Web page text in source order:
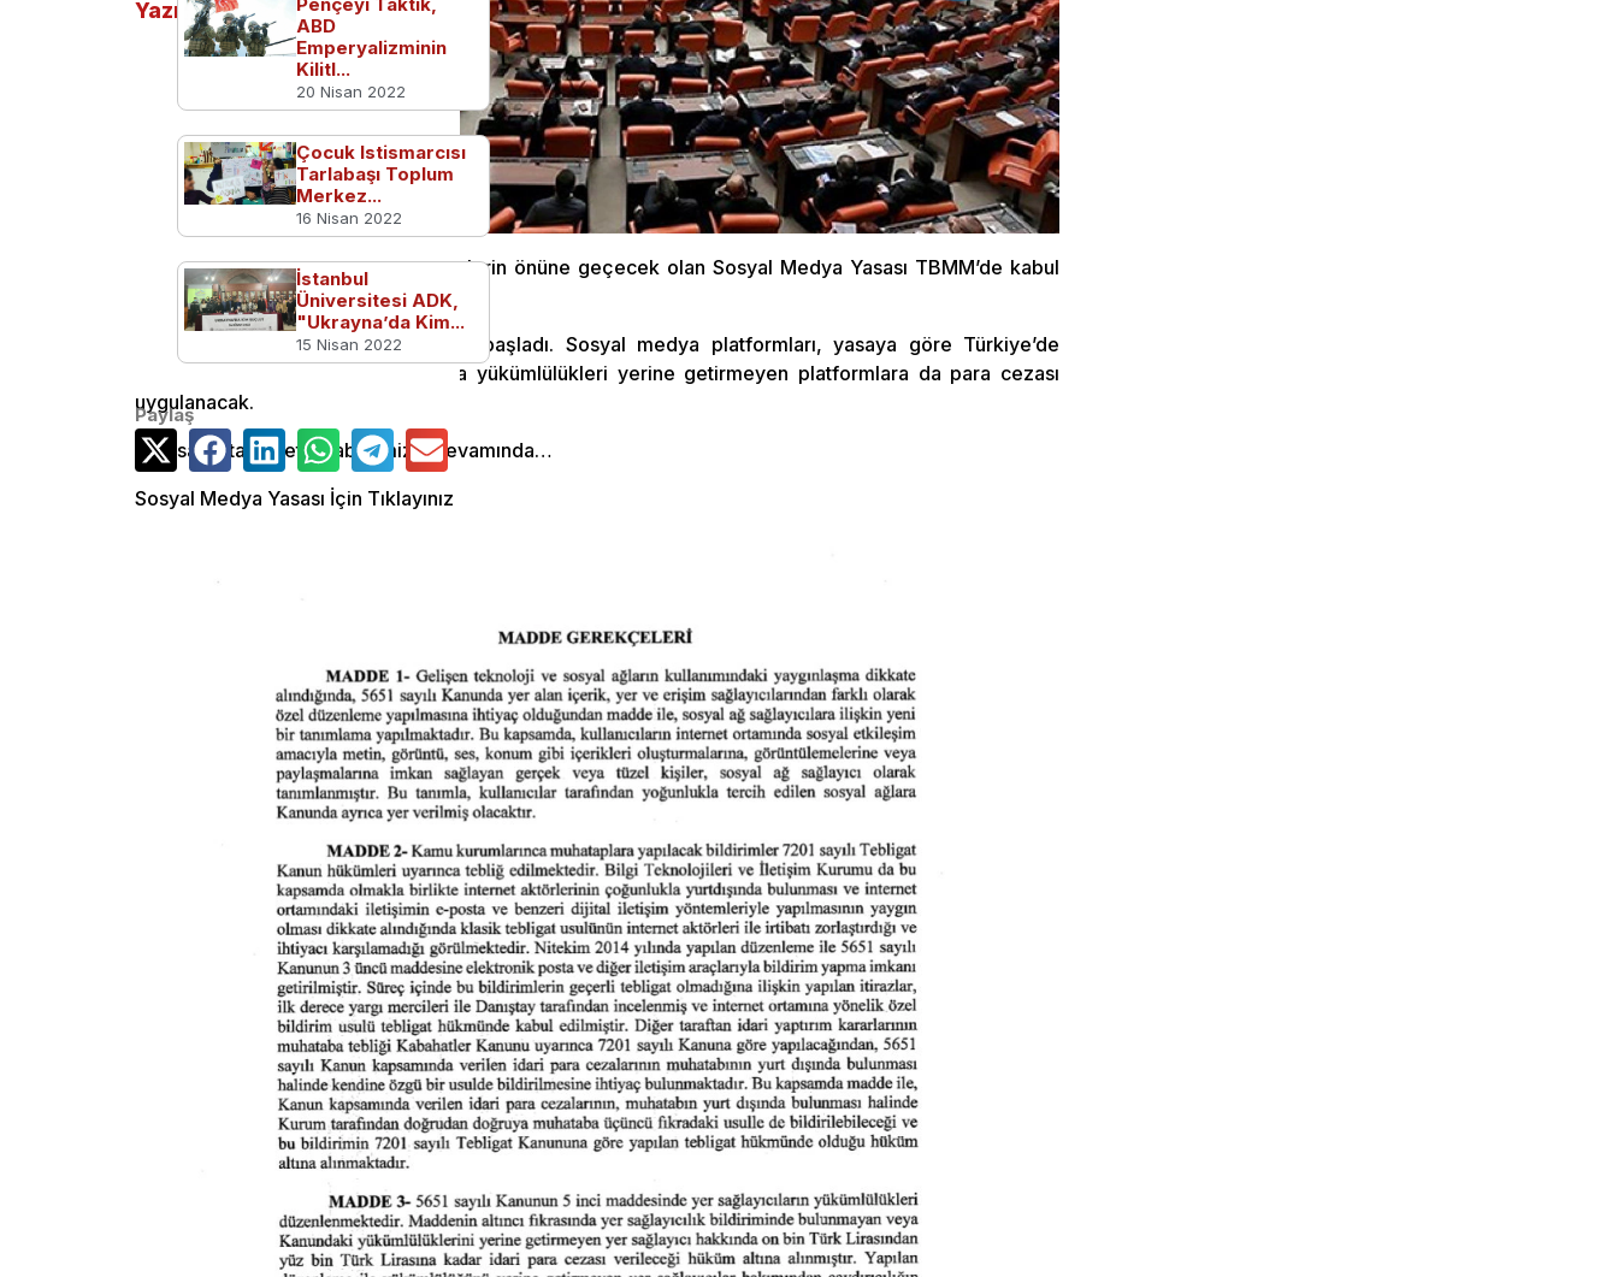
Sosyal medyada küfür ve hakaretlerin önüne geçecek olan Sosyal Medya Yasası TBMM’de kabul
edildi.
Sosyal medyada yeni bir dönem başladı. Sosyal medya platformları, yasaya göre Türkiye’de
temsilci belirlemek zorunda. Ayrıca yükümlülükleri yerine getirmeyen platformlara da para cezası
uygulanacak.
Yasanın tam metni haberimizin devamında…
Sosyal Medya Yasası İçin Tıklayınız
Yazılar
ABD
Emperyalizminin
Kilitl...
20 Nisan 2022
Çocuk Istismarcısı
Tarlabaşı Toplum
Merkez...
16 Nisan 2022
İstanbul
Üniversitesi ADK,
"Ukrayna’da Kim...
15 Nisan 2022
Paylaş